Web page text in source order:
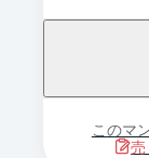
このマ